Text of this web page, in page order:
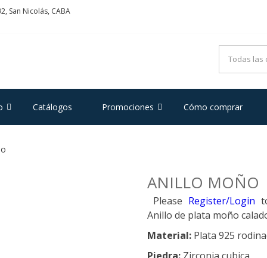
San Nicolás, CABA
Catálogos Promociones Cómo comprar
ANILLO MOÑO
Please Register/Login
Anillo de plata moño
Material: Plata 925